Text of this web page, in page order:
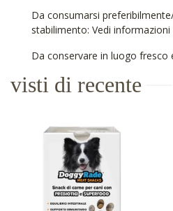
Da consumarsi
stabilimento: Vedi
Da conservare in luogo fresco
visti di recente